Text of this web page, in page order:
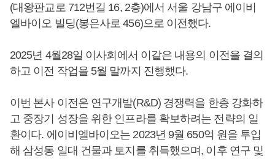
(대왕판교로 712번길 16, 2층)에서 서울 강남구 에이비
엘바이오 빌딩(봉은사로 456)으로 이전했다.
2025년 4월28일 이사회에서 이같은 내용의 이전을 결의
하고 이전 작업을 5월 말까지 진행했다.
이번 본사 이전은 연구개발(R&D) 경쟁력을 한층 강화하
고 중장기 성장을 위한 인프라를 확보하려는 전략의 일
환이다. 에이비엘바이오는 2023년 9월 650억 원을 투입
해 삼성동 일대 건물과 토지를 취득했으며, 이후 연구 및